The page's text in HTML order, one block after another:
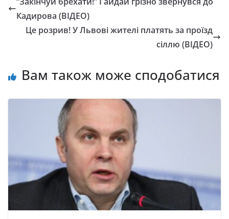
Кадирова (ВІДЕО)
Це розрив! У Львові жителі платять за проїзд
сіллю (ВІДЕО)
Вам також може сподобатися